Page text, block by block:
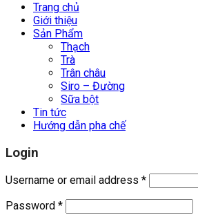
Trang chủ
Giới thiệu
Sản Phẩm
Thạch
Trà
Trân châu
Siro – Đường
Sữa bột
Tin tức
Hướng dẫn pha chế
Login
Username or email address *
Password *